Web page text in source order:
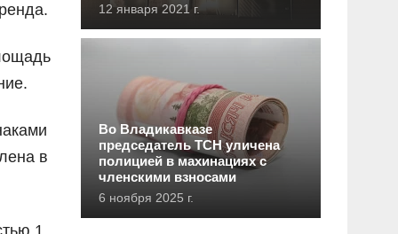
в
12 января 2021 г.
Во Владикавказе
председатель ТСН уличена
полицией в махинациях с
членскими взносами
6 ноября 2025 г.